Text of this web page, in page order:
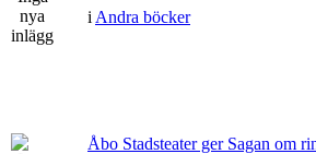
i Andra böcker
Åbo Stadsteater ger Sagan om